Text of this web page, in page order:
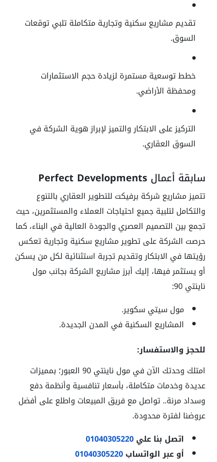
تقديم مشاريع سكنية وتجارية متكاملة تلبي توقعات
السوق.
خطط توسعية مستمرة لزيادة حجم الاستثمارات
ومحفظة الأراضي.
التركيز على الابتكار والتميز لإبراز هوية الشركة في
السوق العقاري.
سابقة أعمال Perfect Developments
تتميز مشاريع شركة برفيكت للتطوير العقاري بالتنوع
والتكامل لتلبية جميع احتياجات العملاء والمستثمرين، حيث
تجمع بين التصميم العصري والجودة العالية في البناء، كما
حرصت الشركة على تطوير مشاريع سكنية وتجارية تعكس
رؤيتها في الابتكار وتقديم تجربة استثنائية لكل من يسكن
أو يستثمر فيها، إليك أبرز مشاريع الشركة بجانب مول
ناينتي 90:
مول سيتي سكوير.
المشاريع السكنية في المدن الجديدة.
للحجز والاستفسار:
امتلك وحدتك الآن في مول ناينتي 90 العبور؛ بمميزات
عديدة وخدمات متكاملة، بأسعار تنافسية وأنظمة دفع
وسداد مرنة.. تواصل مع فريق المبيعات واطلع على أفضل
عروضنا لفترة محدودة.
اتصل بنا علي01040305220
أو عبر الواتساب01040305220